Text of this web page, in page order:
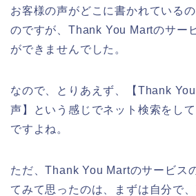
お客様の声がどこに書かれている
のですが、Thank You Martのサー
ができませんでした。
なので、とりあえず、【Thank
声】という感じでネット検索をし
ですよね。
ただ、Thank You Martのサービス
てみて思ったのは、まずは自分で